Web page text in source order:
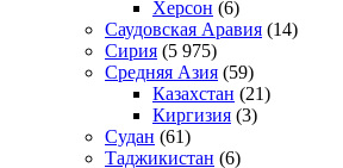
Херсон (6)
Саудовская Аравия (14)
Сирия (5 975)
Средняя Азия (59)
Казахстан (21)
Киргизия (3)
Судан (61)
Таджикистан (6)